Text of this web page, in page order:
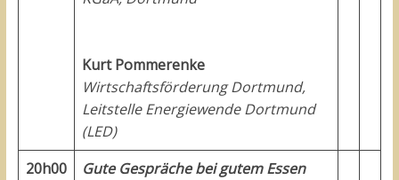
Kurt Pommerenke
Wirtschaftsförderung Dortmund,
Leitstelle Energiewende Dortmund
(LED)
20h00
Gute Gespräche bei gutem Essen